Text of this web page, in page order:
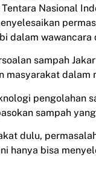
Nasional
dalam
sampah
masyarakat dalam
pengolahan
sampah
dulu,
hanya bisa